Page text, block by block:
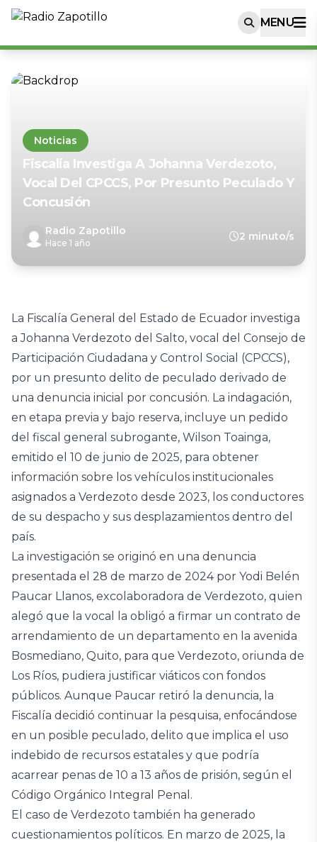
MENU
Noticias
Fiscalía Investiga A Johanna Verdezoto,
Vocal Del CPCCS, Por Presunto Peculado Y
Concusión
Radio Zapotillo
Hace 1 año
2 minuto/s
La Fiscalía General del Estado de Ecuador investiga
a Johanna Verdezoto del Salto, vocal del Consejo de
Participación Ciudadana y Control Social (CPCCS),
por un presunto delito de peculado derivado de
una denuncia inicial por concusión. La indagación,
en etapa previa y bajo reserva, incluye un pedido
del fiscal general subrogante, Wilson Toainga,
emitido el 10 de junio de 2025, para obtener
información sobre los vehículos institucionales
asignados a Verdezoto desde 2023, los conductores
de su despacho y sus desplazamientos dentro del
país.
La investigación se originó en una denuncia
presentada el 28 de marzo de 2024 por Yodi Belén
Paucar Llanos, excolaboradora de Verdezoto, quien
alegó que la vocal la obligó a firmar un contrato de
arrendamiento de un departamento en la avenida
Bosmediano, Quito, para que Verdezoto, oriunda de
Los Ríos, pudiera justificar viáticos con fondos
públicos. Aunque Paucar retiró la denuncia, la
Fiscalía decidió continuar la pesquisa, enfocándose
en un posible peculado, delito que implica el uso
indebido de recursos estatales y que podría
acarrear penas de 10 a 13 años de prisión, según el
Código Orgánico Integral Penal.
El caso de Verdezoto también ha generado
cuestionamientos políticos. En marzo de 2025, la